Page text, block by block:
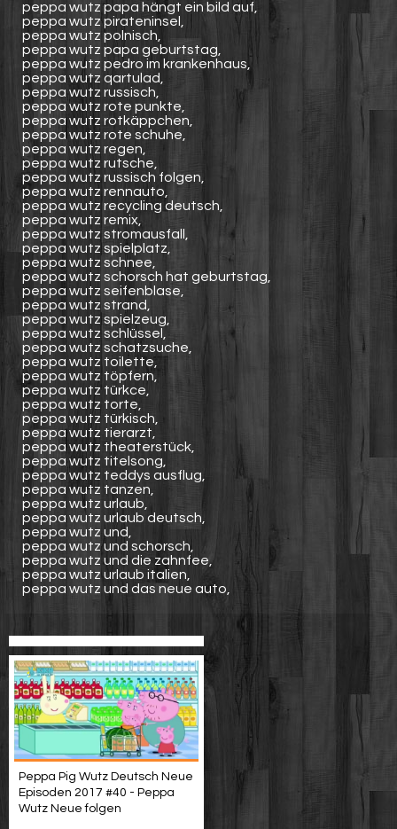
peppa wutz papa hängt ein bild auf,
peppa wutz pirateninsel,
peppa wutz polnisch,
peppa wutz papa geburtstag,
peppa wutz pedro im krankenhaus,
peppa wutz qartulad,
peppa wutz russisch,
peppa wutz rote punkte,
peppa wutz rotkäppchen,
peppa wutz rote schuhe,
peppa wutz regen,
peppa wutz rutsche,
peppa wutz russisch folgen,
peppa wutz rennauto,
peppa wutz recycling deutsch,
peppa wutz remix,
peppa wutz stromausfall,
peppa wutz spielplatz,
peppa wutz schnee,
peppa wutz schorsch hat geburtstag,
peppa wutz seifenblase,
peppa wutz strand,
peppa wutz spielzeug,
peppa wutz schlüssel,
peppa wutz schatzsuche,
peppa wutz toilette,
peppa wutz töpfern,
peppa wutz türkce,
peppa wutz torte,
peppa wutz türkisch,
peppa wutz tierarzt,
peppa wutz theaterstück,
peppa wutz titelsong,
peppa wutz teddys ausflug,
peppa wutz tanzen,
peppa wutz urlaub,
peppa wutz urlaub deutsch,
peppa wutz und,
peppa wutz und schorsch,
peppa wutz und die zahnfee,
peppa wutz urlaub italien,
peppa wutz und das neue auto,
Peppa Pig Wutz Deutsch Neue
Episoden 2017 #40 - Peppa
Wutz Neue folgen